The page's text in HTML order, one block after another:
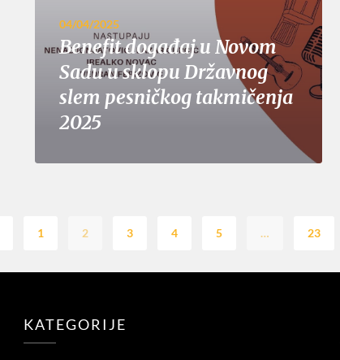
04/04/2025
Benefit događaj u Novom
Sadu u sklopu Državnog
slem pesničkog takmičenja
2025
1 2 3 4 5 … 23
KATEGORIJE